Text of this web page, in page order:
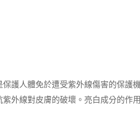
護人體免於遭受紫外線傷害的保護
外線對皮膚的破壞。亮白成分的作